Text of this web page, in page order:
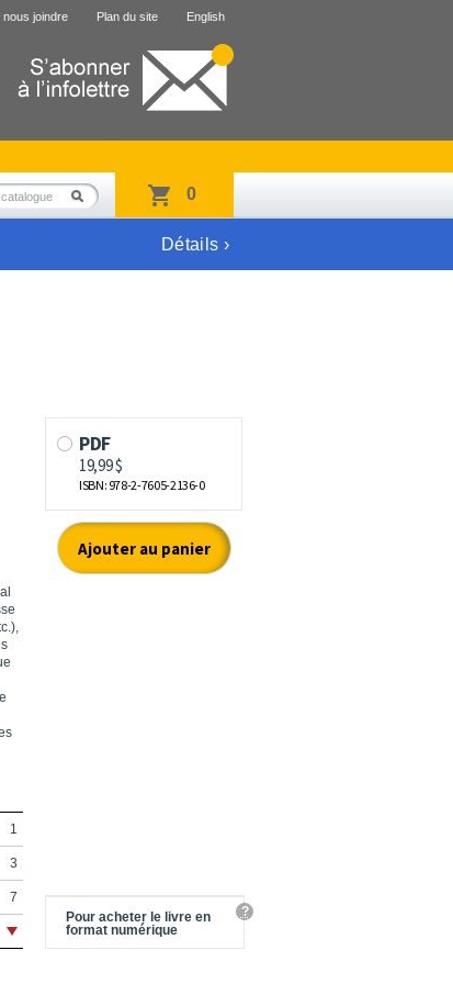
nous joindre Plan du site English
0
Détails ›
1
3
7
9
Pour acheter le livre en
format numérique
?